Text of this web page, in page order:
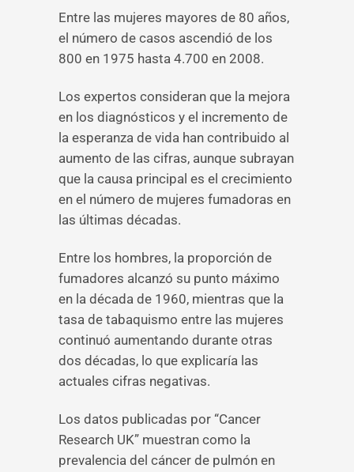
Entre las mujeres mayores de 80 años,
el número de casos ascendió de los
800 en 1975 hasta 4.700 en 2008.
Los expertos consideran que la mejora
en los diagnósticos y el incremento de
la esperanza de vida han contribuido al
aumento de las cifras, aunque subrayan
que la causa principal es el crecimiento
en el número de mujeres fumadoras en
las últimas décadas.
Entre los hombres, la proporción de
fumadores alcanzó su punto máximo
en la década de 1960, mientras que la
tasa de tabaquismo entre las mujeres
continuó aumentando durante otras
dos décadas, lo que explicaría las
actuales cifras negativas.
Los datos publicadas por “Cancer
Research UK” muestran como la
prevalencia del cáncer de pulmón en